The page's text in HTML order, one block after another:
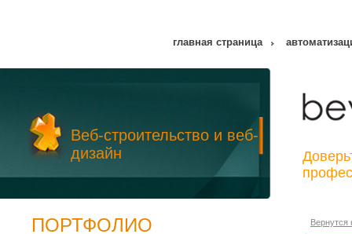
главная страница
Веб-строительство и веб-
дизайн
ПОРТФОЛИО Вернутся